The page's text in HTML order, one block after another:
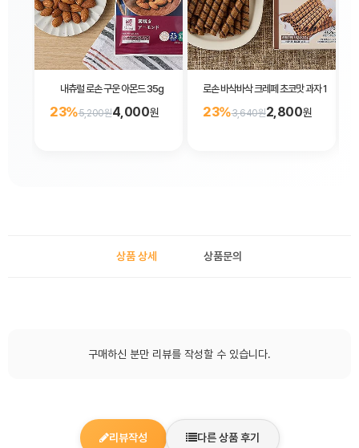
내츄럴 로손 구운 아몬드 35g
23%5,200원4,000원
로손 바삭바삭 크레페 초코맛 과자 16봉입
23%3,640원2,800원
상품 상세 상품문의
구매하신 분만 리뷰를 작성할 수 있습니다.
리뷰작성 다른 상품 후기